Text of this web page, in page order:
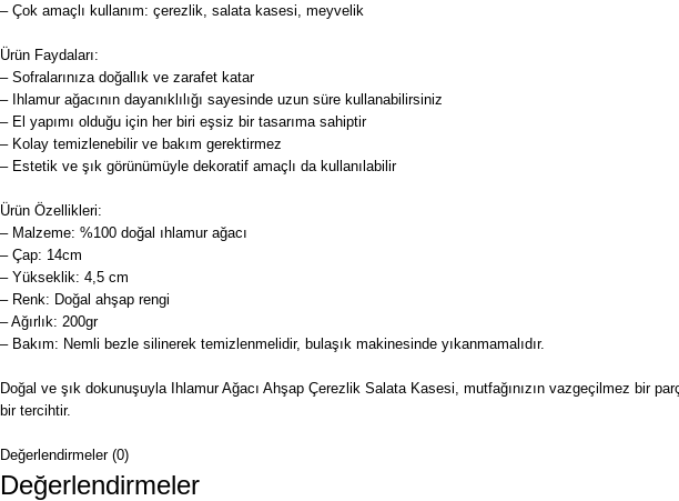
– Çok amaçlı kullanım: çerezlik, salata kasesi, meyvelik
Ürün Faydaları:
– Sofralarınıza doğallık ve zarafet katar
– Ihlamur ağacının dayanıklılığı sayesinde uzun süre kullanabilirsiniz
– El yapımı olduğu için her biri eşsiz bir tasarıma sahiptir
– Kolay temizlenebilir ve bakım gerektirmez
– Estetik ve şık görünümüyle dekoratif amaçlı da kullanılabilir
Ürün Özellikleri:
– Malzeme: %100 doğal ıhlamur ağacı
– Çap: 14cm
– Yükseklik: 4,5 cm
– Renk: Doğal ahşap rengi
– Ağırlık: 200gr
– Bakım: Nemli bezle silinerek temizlenmelidir, bulaşık makinesinde yıkanmamalıdır.
Doğal ve şık dokunuşuyla Ihlamur Ağacı Ahşap Çerezlik Salata Kasesi, mutfağınızın vazgeçilmez bir
bir tercihtir.
Değerlendirmeler (0)
Değerlendirmeler